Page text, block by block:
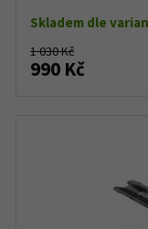
Skladem dle
1 030 Kč
990 Kč